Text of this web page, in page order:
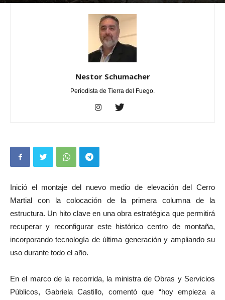
Por Nestor Schumacher - febrero 3, 2026 0
Nestor Schumacher
Periodista de Tierra del Fuego.
Inició el montaje del nuevo medio de elevación del Cerro
Martial con la colocación de la primera columna de la
estructura. Un hito clave en una obra estratégica que permitirá
recuperar y reconfigurar este histórico centro de montaña,
incorporando tecnología de última generación y ampliando su
uso durante todo el año.
En el marco de la recorrida, la ministra de Obras y Servicios
Públicos, Gabriela Castillo, comentó que “hoy empieza a